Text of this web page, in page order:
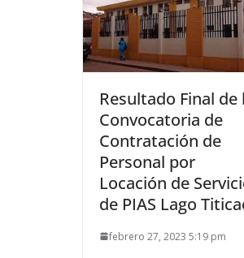
Resultado Final de
Convocatoria de
Contratación de
Personal por
Locación de
de PIAS Lago
febrero 27, 2023 5:19 pm